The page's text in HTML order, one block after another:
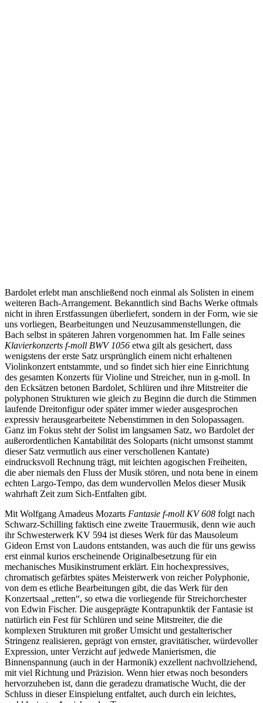
Bardolet erlebt man anschließend noch einmal als Solisten in einem
weiteren Bach-Arrangement. Bekanntlich sind Bachs Werke oftmals
nicht in ihren Erstfassungen überliefert, sondern in der Form, wie sie
uns vorliegen, Bearbeitungen und Neuzusammenstellungen, die
Bach selbst in späteren Jahren vorgenommen hat. Im Falle seines
Klavierkonzerts f-moll BWV 1056 etwa gilt als gesichert, dass
wenigstens der erste Satz ursprünglich einem nicht erhaltenen
Violinkonzert entstammte, und so findet sich hier eine Einrichtung
des gesamten Konzerts für Violine und Streicher, nun in g-moll. In
den Ecksätzen betonen Bardolet, Schlüren und ihre Mitstreiter die
polyphonen Strukturen wie gleich zu Beginn die durch die Stimmen
laufende Dreitonfigur oder später immer wieder ausgesprochen
expressiv herausgearbeitete Nebenstimmen in den Solopassagen.
Ganz im Fokus steht der Solist im langsamen Satz, wo Bardolet der
außerordentlichen Kantabilität des Soloparts (nicht umsonst stammt
dieser Satz vermutlich aus einer verschollenen Kantate)
eindrucksvoll Rechnung trägt, mit leichten agogischen Freiheiten,
die aber niemals den Fluss der Musik stören, und nota bene in einem
echten Largo-Tempo, das dem wundervollen Melos dieser Musik
wahrhaft Zeit zum Sich-Entfalten gibt.
Mit Wolfgang Amadeus Mozarts Fantasie f-moll KV 608 folgt nach
Schwarz-Schilling faktisch eine zweite Trauermusik, denn wie auch
ihr Schwesterwerk KV 594 ist dieses Werk für das Mausoleum
Gideon Ernst von Laudons entstanden, was auch die für uns gewiss
erst einmal kurios erscheinende Originalbesetzung für ein
mechanisches Musikinstrument erklärt. Ein hochexpressives,
chromatisch gefärbtes spätes Meisterwerk von reicher Polyphonie,
von dem es etliche Bearbeitungen gibt, die das Werk für den
Konzertsaal „retten“, so etwa die vorliegende für Streichorchester
von Edwin Fischer. Die ausgeprägte Kontrapunktik der Fantasie ist
natürlich ein Fest für Schlüren und seine Mitstreiter, die die
komplexen Strukturen mit großer Umsicht und gestalterischer
Stringenz realisieren, geprägt von ernster, gravitätischer, würdevoller
Expression, unter Verzicht auf jedwede Manierismen, die
Binnenspannung (auch in der Harmonik) exzellent nachvollziehend,
mit viel Richtung und Präzision. Wenn hier etwas noch besonders
hervorzuheben ist, dann die geradezu dramatische Wucht, die der
Schluss in dieser Einspielung entfaltet, auch durch ein leichtes,